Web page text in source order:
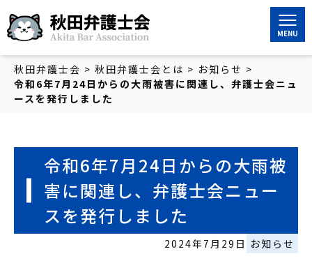
秋田弁護士会
秋田弁護士会 > 秋田弁護士会とは > お知らせ >
令和6年7月24日からの大雨被害に関連し、弁護士会ニュ
ースを発行しました
令和6年7月24日からの大雨被
害に関連し、弁護士会ニュー
スを発行しました
2024年7月29日 お知らせ